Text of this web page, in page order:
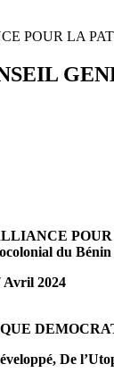
POUR LA
du Bénin
Avril 2024
De